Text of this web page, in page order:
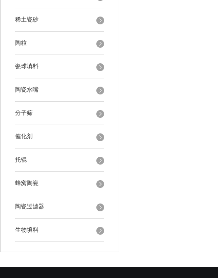
稀土瓷砂
陶粒
瓷球填料
陶瓷水嘴
分子筛
催化剂
托辊
蜂窝陶瓷
陶瓷过滤器
生物填料